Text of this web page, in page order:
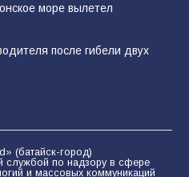
море вылетел
после гибели двух
(батайск-город)
службой по надзору в сфере
и массовых коммуникаций